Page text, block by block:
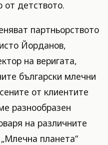
от детството.
партньорството
Йорданов,
на веригата,
български млечни
от клиентите
разнообразен
на различните
планета“